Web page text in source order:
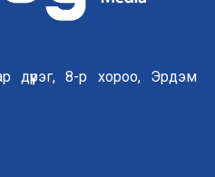
дүүрэг, 8-р хороо, Эрдэм